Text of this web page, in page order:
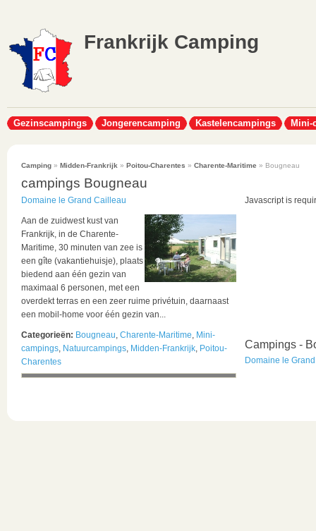
Frankrijk Camping
Gezinscampings Jongerencamping Kastelencampings Mini-
Camping » Midden-Frankrijk » Poitou-Charentes » Charente-Maritime » Bougneau
campings Bougneau
Domaine le Grand Cailleau
Aan de zuidwest kust van
Frankrijk, in de Charente-
Maritime, 30 minuten van zee is
een gîte (vakantiehuisje), plaats
biedend aan één gezin van
maximaal 6 personen, met een
overdekt terras en een zeer ruime privétuin, daarnaast
een mobil-home voor één gezin van...
Categorieën: Bougneau, Charente-Maritime, Mini-
campings, Natuurcampings, Midden-Frankrijk, Poitou-
Charentes
Javascript is
Campings -
Domaine le